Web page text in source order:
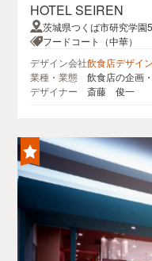
HOTEL SEIREN
茨城県つくば市研究学園
フードコート（中華）
デザイン会社飲食店デザイ
業種・業態
飲食店の企画
デザイナー
斎藤 俊一